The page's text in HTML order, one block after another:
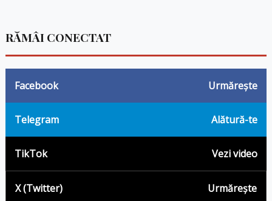
RĂMÂI CONECTAT
Facebook Urmărește
Telegram Alătură-te
TikTok Vezi video
X (Twitter) Urmărește